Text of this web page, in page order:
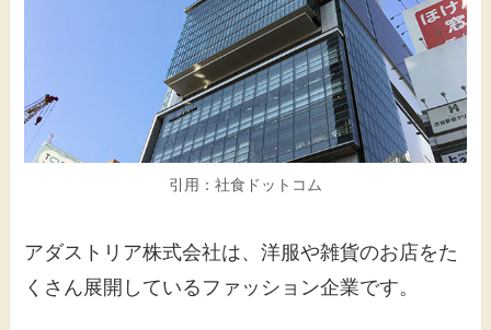
引用：社食ドットコム
アダストリア株式会社は、洋服や雑貨のお店をた
くさん展開しているファッション企業です。